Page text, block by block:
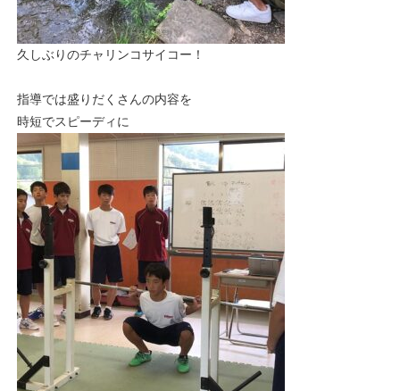
久しぶりのチャリンコサイコー！
指導では盛りだくさんの内容を
時短でスピーディに